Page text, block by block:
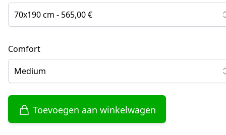
70x190 cm - 565,00 €
Comfort
Medium
Toevoegen aan winkelwagen